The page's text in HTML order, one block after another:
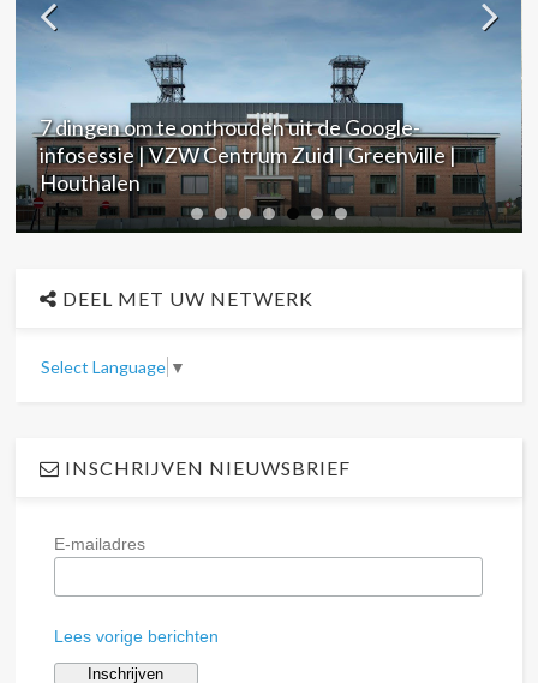
7 dingen om te onthouden uit de Google-
infosessie | VZW Centrum Zuid | Greenville |
Houthalen
DEEL MET UW NETWERK
Select Language ▼
INSCHRIJVEN NIEUWSBRIEF
E-mailadres
Lees vorige berichten